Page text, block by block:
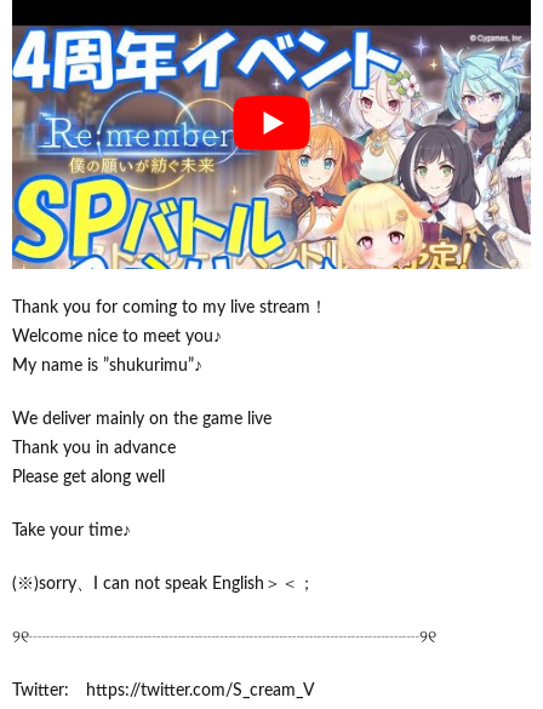
Thank you for coming to my live stream！
Welcome nice to meet you♪
My name is ”shukurimu”♪
We deliver mainly on the game live
Thank you in advance
Please get along well
Take your time♪
(※)sorry、I can not speak English＞＜；
୨୧┈┈┈┈┈┈┈┈┈┈┈┈┈┈┈┈┈┈┈┈┈┈┈୨୧
Twitter: https://twitter.com/S_cream_V